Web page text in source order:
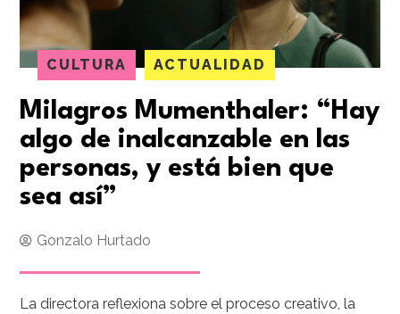
CULTURA ACTUALIDAD
Milagros Mumenthaler: “Hay
algo de inalcanzable en las
personas, y está bien que
sea así”
Gonzalo Hurtado
La directora reflexiona sobre el proceso creativo, la